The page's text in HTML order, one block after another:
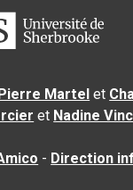
Pierre Martel et
et Nadine
- Direction